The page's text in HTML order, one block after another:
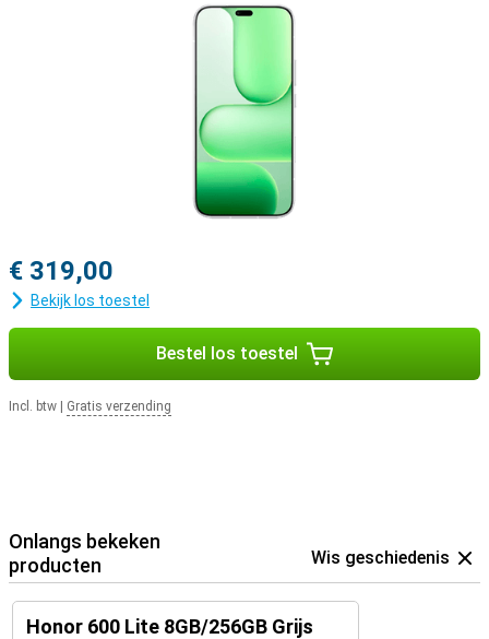
€ 319,00
Bekijk los toestel
Bestel los toestel
Incl. btw Gratis verzending
Onlangs bekeken
producten
Wis geschiedenis
Honor 600 Lite 8GB/256GB Grijs